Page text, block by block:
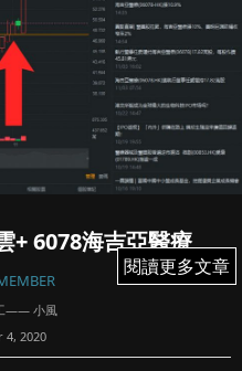
閱讀更多文章
+ 6078海吉亞醫療
—— 小風
4, 2020
閱讀更多文章